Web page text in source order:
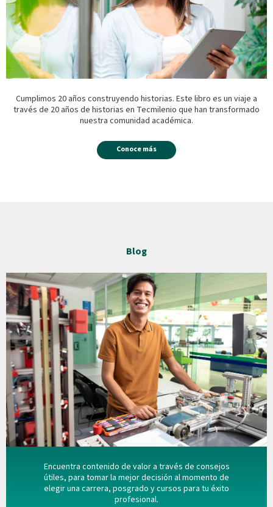
Cumplimos 20 años construyendo historias. Este libro es un viaje a
través de 20 años de historias en Tecmilenio que han transformado
nuestra comunidad académica.
Conoce más
Blog
Encuentra contenido de valor a través de consejos
útiles, para tomar la mejor decisión al momento de
elegir una carrera, posgrado y cursos para tu éxito
profesional.